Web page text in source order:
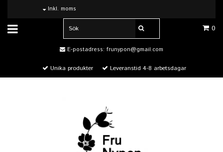
Inkl. moms
0
E-postadress: frunypon@gmail.com
Unika produkter Leveranstid 4-8 arbetsdagar